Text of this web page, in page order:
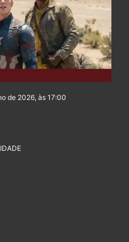
de 2026, às 17:00